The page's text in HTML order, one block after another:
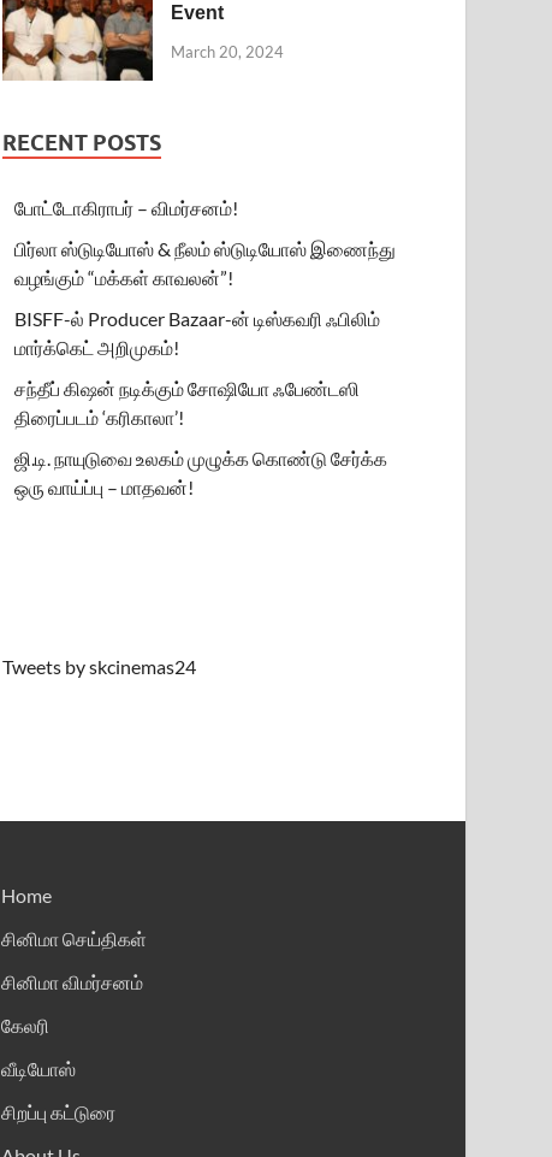
Event
March 20, 2024
RECENT POSTS
போட்டோகிராபர் – விமர்சனம்!
பிர்லா ஸ்டுடியோஸ் & நீலம் ஸ்டுடியோஸ் இணைந்து
வழங்கும் “மக்கள் காவலன்”!
BISFF-ல் Producer Bazaar-ன் டிஸ்கவரி ஃபிலிம்
மார்க்கெட் அறிமுகம்!
சந்தீப் கிஷன் நடிக்கும் சோஷியோ ஃபேண்டஸி
திரைப்படம் ‘கரிகாலா’!
ஜி.டி. நாயுடுவை உலகம் முழுக்க கொண்டு சேர்க்க
ஒரு வாய்ப்பு – மாதவன்!
Tweets by skcinemas24
Home
சினிமா செய்திகள்
சினிமா விமர்சனம்
கேலரி
வீடியோஸ்
சிறப்பு கட்டுரை